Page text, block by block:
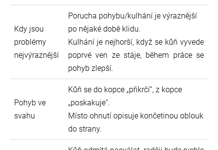
Kdy jsou
problémy
nejvýraznější
Porucha pohybu/kulhání je výraznější
po nějaké době klidu.
Kulhání je nejhorší, když se kůň vyvede
poprvé ven ze stáje, během práce se
pohyb zlepší.
Pohyb ve
svahu
Kůň se do kopce „přikrčí“, z kopce
„poskakuje“.
Místo ohnutí opisuje končetinou oblouk
do strany.